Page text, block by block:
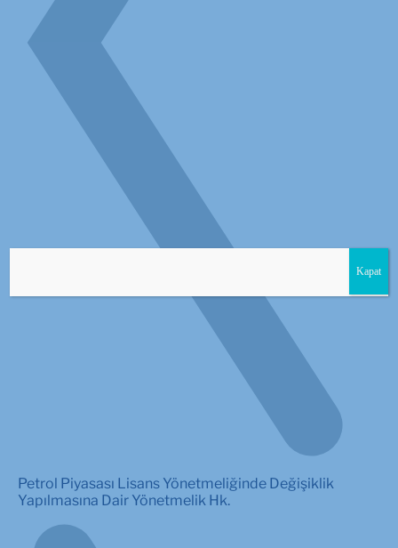
Petrol Piyasası Lisans Yönetmeliğinde Değişiklik
Yapılmasına Dair Yönetmelik Hk.
Kapat